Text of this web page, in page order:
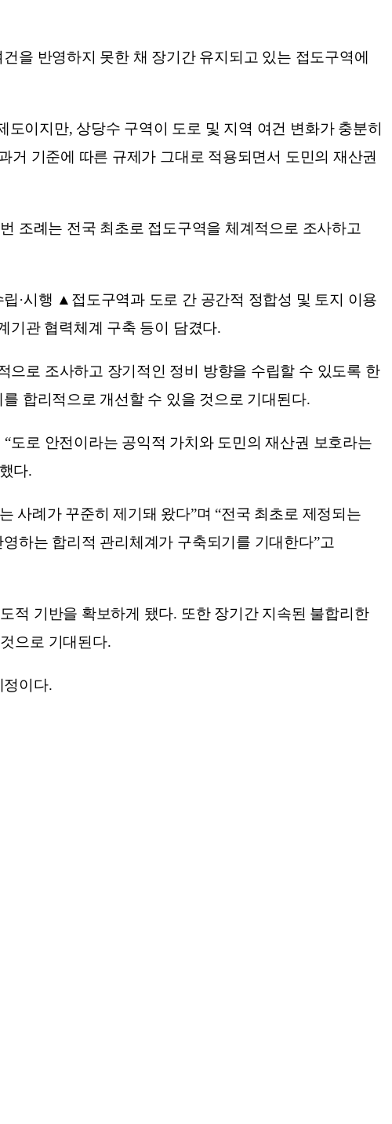
을 반영하지 못한 채 장기간 유지되고 있는 접도구역에
이지만, 상당수 구역이 도로 및 지역 여건 변화가 충분히
거 기준에 따른 규제가 그대로 적용되면서 도민의 재산권
조례는 전국 최초로 접도구역을 체계적으로 조사하고
·시행 ▲접도구역과 도로 간 공간적 정합성 및 토지 이용
기관 협력체계 구축 등이 담겼다.
로 조사하고 장기적인 정비 방향을 수립할 수 있도록 한
합리적으로 개선할 수 있을 것으로 기대된다.
도로 안전이라는 공익적 가치와 도민의 재산권 보호라는
다.
사례가 꾸준히 제기돼 왔다”며 “전국 최초로 제정되는
하는 합리적 관리체계가 구축되기를 기대한다”고
적 기반을 확보하게 됐다. 또한 장기간 지속된 불합리한
으로 기대된다.
정이다.